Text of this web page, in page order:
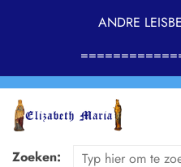
ANDRE
Zoeken: